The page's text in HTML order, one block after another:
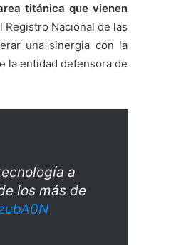
titánica que vienen
Registro Nacional de las
una sinergia con la
la entidad defensora de
a
los más de